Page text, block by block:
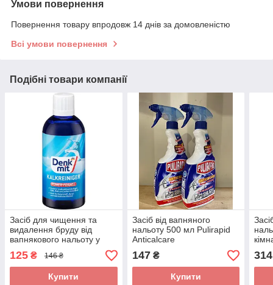
Умови повернення
Повернення товару впродовж 14 днів за домовленістю
Всі умови повернення
Подібні товари компанії
Засіб для чищення та
видалення бруду від
вапнякового нальоту у
ванній кімнаті та кухні
Denkmit Kalkreiniger
500мл
125 ₴ 146 ₴
Купити
Засіб від вапняного
нальоту 500 мл Pulirapid
Anticalcare
147₴
Купити
314